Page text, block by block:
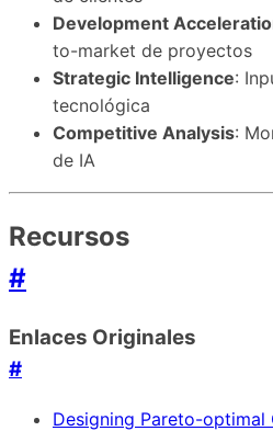
Development
to-market de proyectos
Strategic Intelligence:
tecnológica
Competitive Analysis:
de IA
Recursos
#
Enlaces Originales
#
Designing Pareto-